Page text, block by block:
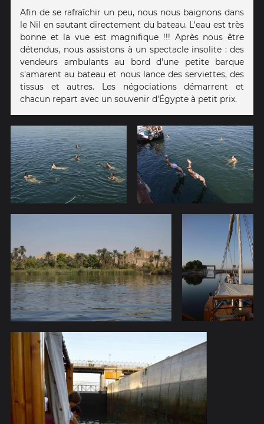
Afin de se rafraîchir un peu, nous nous baignons dans
le Nil en sautant directement du bateau. L'eau est très
bonne et la vue est magnifique !!! Après nous être
détendus, nous assistons à un spectacle insolite : des
vendeurs ambulants au bord d'une petite barque
s'amarent au bateau et nous lance des serviettes, des
tissus et autres. Les négociations démarrent et
chacun repart avec un souvenir d'Égypte à petit prix.